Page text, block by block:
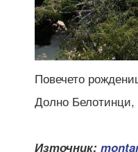
Повечето
Долно
Източник: